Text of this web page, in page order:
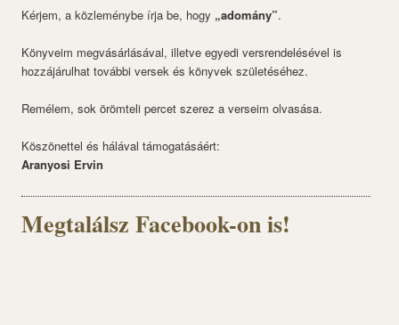
Kérjem, a közleménybe írja be, hogy „adomány”.
Könyveim megvásárlásával, illetve egyedi versrendelésével is
hozzájárulhat további versek és könyvek születéséhez.
Remélem, sok örömteli percet szerez a verseim olvasása.
Köszönettel és hálával támogatásáért:
Aranyosi Ervin
Megtalálsz Facebook-on is!